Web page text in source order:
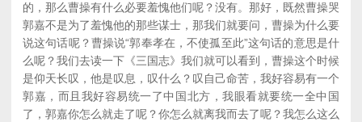
的，那么曹操有什么必要羞愧他们呢？没有。那好，既然曹操哭
郭嘉不是为了羞愧他的那些谋士，那我们就要问，曹操为什么要
说这句话呢？曹操说“郭奉孝在，不使孤至此”这句话的意思是什
么呢？我们去读一下《三国志》我们就可以看到，曹操这个时候
是仰天长叹，他是叹息，叹什么？叹自己命苦，我好容易有一个
郭嘉，而且我好容易统一了中国北方，我眼看就要统一全中国
了，郭嘉你怎么就走了呢？你怎么就离我而去了呢？我怎么这么